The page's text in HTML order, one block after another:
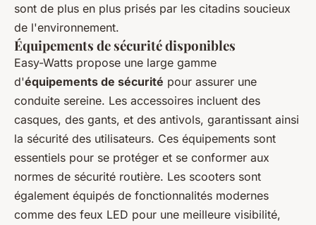
sont de plus en plus prisés par les citadins soucieux
de l'environnement.
Équipements de sécurité disponibles
Easy-Watts propose une large gamme
d'équipements de sécurité pour assurer une
conduite sereine. Les accessoires incluent des
casques, des gants, et des antivols, garantissant ainsi
la sécurité des utilisateurs. Ces équipements sont
essentiels pour se protéger et se conformer aux
normes de sécurité routière. Les scooters sont
également équipés de fonctionnalités modernes
comme des feux LED pour une meilleure visibilité,